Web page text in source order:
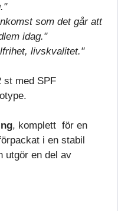
som det går att
idag."
livskvalitet."
st med SPF
, komplett för en
i en stabil
utgör en del av